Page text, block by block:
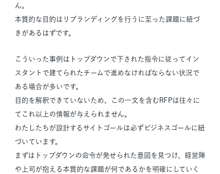
ん。
本質的な目的はリブランディングを行うに至った課題に紐づ
きがあるはずです。
こういった事例はトップダウンで下された指令に従ってイン
スタントで建てられたチームで進めなければならない状況で
ある場合が多いです。
目的を解釈できていないため、この一文を含むRFPは往々に
てこれ以上の情報が与えられません。
わたしたちが設計するサイトゴールは必ずビジネスゴールに紐
づいています。
まずはトップダウンの命令が発せられた意図を見つけ、経営陣
や上司が抱える本質的な課題が何であるかを明確にしていく